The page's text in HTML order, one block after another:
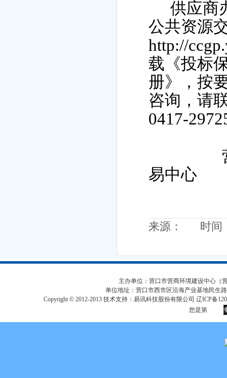
供应商
公共资源
http://
载《投标
册》，按
咨询，请
0417-
易中心
来源： 时间
主办单位：营口市营商环境建设中心（
单位地址：营口市西市区沿海产业基地民生
Copyright © 2012-2013 技术支持：易讯科技股份有限公司 辽ICP备
您是第